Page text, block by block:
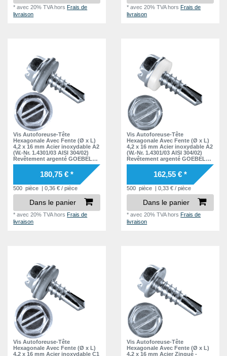
*avec 20% TVAhorsFrais de
livraison
*avec 20% TVAhorsFrais de
livraison
Vis Autoforeuse-Tête
Hexagonale Avec Fente (Ø x L)
4,2 x 16 mm Acier inoxydable A2
(W.-Nr. 1.4301/03 AISI 304/02)
Revêtement argenté GOEBEL
GL - EPDM Disque DIN7504 L
180,75 € *
500 pièce | 0,36 € / pièce
Dans le panier
*avec 20% TVAhorsFrais de
livraison
Vis Autoforeuse-Tête
Hexagonale Avec Fente (Ø x L)
4,2 x 16 mm Acier inoxydable A2
(W.-Nr. 1.4301/03 AISI 304/02)
Revêtement argenté GOEBEL
GL - PA (Polyamide) Disque
162,55 € *
500 pièce | 0,33 € / pièce
Dans le panier
*avec 20% TVAhorsFrais de
livraison
Vis Autoforeuse-Tête
Hexagonale Avec Fente (Ø x L)
4,2 x 16 mm Acier inoxydable C1
Vis Autoforeuse-Tête
Hexagonale Avec Fente (Ø x L)
4,2 x 16 mm Acier Zingué -